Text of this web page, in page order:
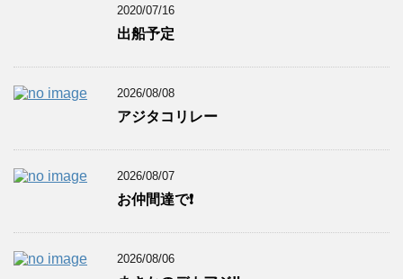
2020/07/16
出船予定
2026/08/08
アジタコリレー
2026/08/07
お仲間達で❗️
2026/08/06